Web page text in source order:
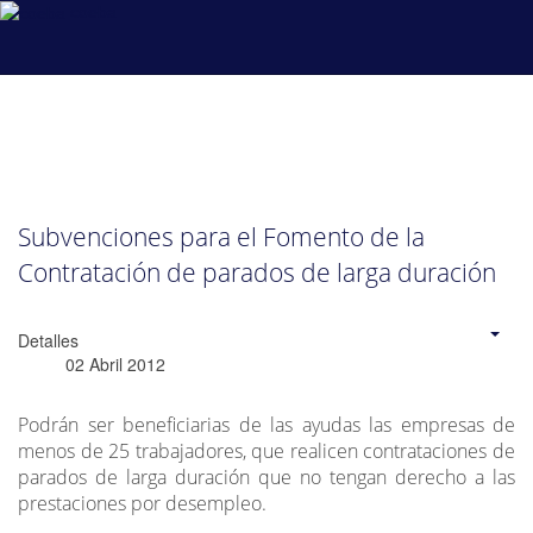
Subvenciones para el Fomento de la
Contratación de parados de larga duración
Detalles
02 Abril 2012
Podrán ser beneficiarias de las ayudas las empresas de
menos de 25 trabajadores, que realicen contrataciones de
parados de larga duración que no tengan derecho a las
prestaciones por desempleo.